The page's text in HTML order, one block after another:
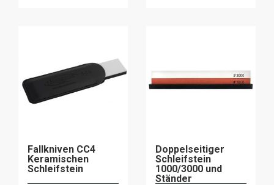
Fallkniven CC4
Keramischen
Schleifstein
Doppelseitiger
Schleifstein
1000/3000 und
Ständer